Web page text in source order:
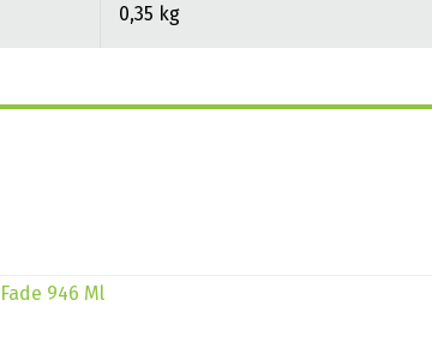
0,35 kg